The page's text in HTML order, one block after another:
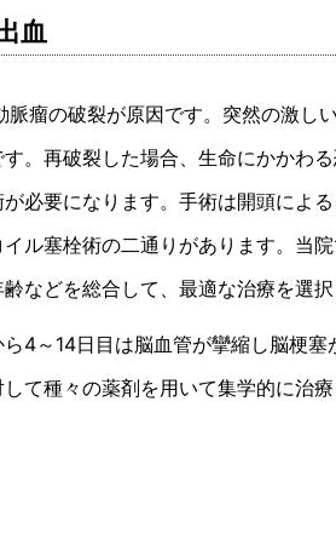
血
瘤の破裂が原因です。突然の激し
す。再破裂した場合、生命にかかわ
必要になります。手術は開頭によ
ル塞栓術の二通りがあります。当
などを総合して、最適な治療を選択
4～14日目は脳血管が攣縮し脳梗塞
て種々の薬剤を用いて集学的に治療